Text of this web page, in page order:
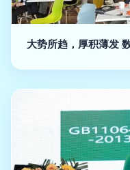
大势所趋，厚积薄发